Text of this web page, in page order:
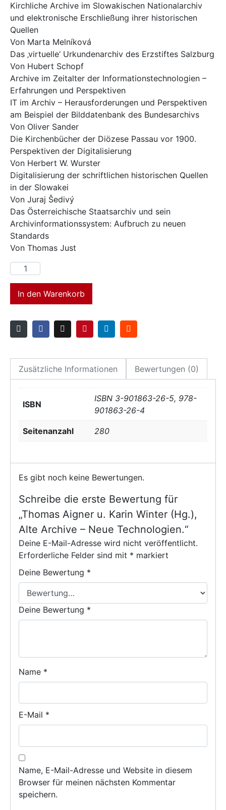
Kirchliche Archive im Slowakischen Nationalarchiv
und elektronische Erschließung ihrer historischen
Quellen
Von Marta Melníková
Das ‚virtuelle‘ Urkundenarchiv des Erzstiftes Salzburg
Von Hubert Schopf
Archive im Zeitalter der Informationstechnologien –
Erfahrungen und Perspektiven
IT im Archiv – Herausforderungen und Perspektiven
am Beispiel der Bilddatenbank des Bundesarchivs
Von Oliver Sander
Die Kirchenbücher der Diözese Passau vor 1900.
Perspektiven der Digitalisierung
Von Herbert W. Wurster
Digitalisierung der schriftlichen historischen Quellen
in der Slowakei
Von Juraj Šedivý
Das Österreichische Staatsarchiv und sein
Archivinformationssystem: Aufbruch zu neuen
Standards
Von Thomas Just
In den Warenkorb
Zusätzliche Informationen Bewertungen (0)
ISBN
ISBN 3-901863-26-5, 978-
901863-26-4
Seitenanzahl 280
Es gibt noch keine Bewertungen.
Schreibe die erste Bewertung für
„Thomas Aigner u. Karin Winter (Hg.),
Alte Archive – Neue Technologien.“
Deine E-Mail-Adresse wird nicht veröffentlicht.
Erforderliche Felder sind mit * markiert
Deine Bewertung *
Deine Bewertung *
Name *
E-Mail *
Name, E-Mail-Adresse und Website in diesem
Browser für meinen nächsten Kommentar
speichern.